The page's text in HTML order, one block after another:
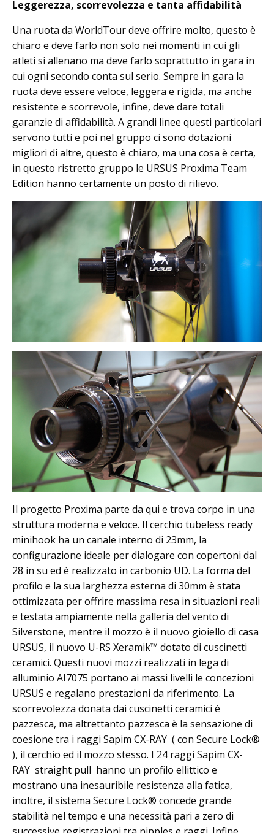
Leggerezza, scorrevolezza e tanta affidabilità
Una ruota da WorldTour deve offrire molto, questo è
chiaro e deve farlo non solo nei momenti in cui gli
atleti si allenano ma deve farlo soprattutto in gara in
cui ogni secondo conta sul serio. Sempre in gara la
ruota deve essere veloce, leggera e rigida, ma anche
resistente e scorrevole, infine, deve dare totali
garanzie di affidabilità. A grandi linee questi particolari
servono tutti e poi nel gruppo ci sono dotazioni
migliori di altre, questo è chiaro, ma una cosa è certa,
in questo ristretto gruppo le URSUS Proxima Team
Edition hanno certamente un posto di rilievo.
Il progetto Proxima parte da qui e trova corpo in una
struttura moderna e veloce. Il cerchio tubeless ready
minihook ha un canale interno di 23mm, la
configurazione ideale per dialogare con copertoni dal
28 in su ed è realizzato in carbonio UD. La forma del
profilo e la sua larghezza esterna di 30mm è stata
ottimizzata per offrire massima resa in situazioni reali
e testata ampiamente nella galleria del vento di
Silverstone, mentre il mozzo è il nuovo gioiello di casa
URSUS, il nuovo U-RS Xeramik™ dotato di cuscinetti
ceramici. Questi nuovi mozzi realizzati in lega di
alluminio AI7075 portano ai massi livelli le concezioni
URSUS e regalano prestazioni da riferimento. La
scorrevolezza donata dai cuscinetti ceramici è
pazzesca, ma altrettanto pazzesca è la sensazione di
coesione tra i raggi Sapim CX-RAY ( con Secure Lock®
), il cerchio ed il mozzo stesso. I 24 raggi Sapim CX-
RAY straight pull hanno un profilo ellittico e
mostrano una inesauribile resistenza alla fatica,
inoltre, il sistema Secure Lock® concede grande
stabilità nel tempo e una necessità pari a zero di